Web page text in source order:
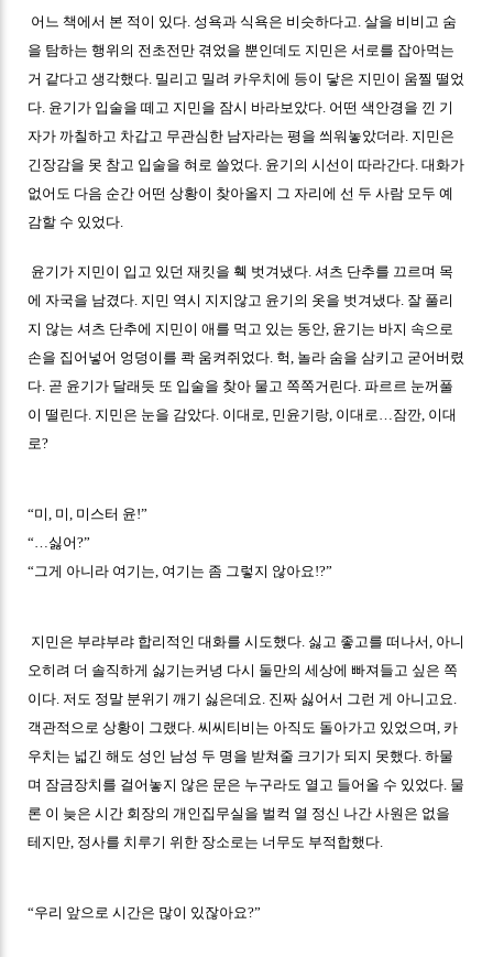
어느 책에서 본 적이 있다. 성욕과 식욕은 비슷하다고. 살을 비비고 숨
을 탐하는 행위의 전초전만 겪었을 뿐인데도 지민은 서로를 잡아먹는
거 같다고 생각했다. 밀리고 밀려 카우치에 등이 닿은 지민이 움찔 떨었
다. 윤기가 입술을 떼고 지민을 잠시 바라보았다. 어떤 색안경을 낀 기
자가 까칠하고 차갑고 무관심한 남자라는 평을 씌워놓았더라. 지민은
긴장감을 못 참고 입술을 혀로 쓸었다. 윤기의 시선이 따라간다. 대화가
없어도 다음 순간 어떤 상황이 찾아올지 그 자리에 선 두 사람 모두 예
감할 수 있었다.
윤기가 지민이 입고 있던 재킷을 훽 벗겨냈다. 셔츠 단추를 끄르며 목
에 자국을 남겼다. 지민 역시 지지않고 윤기의 옷을 벗겨냈다. 잘 풀리
지 않는 셔츠 단추에 지민이 애를 먹고 있는 동안, 윤기는 바지 속으로
손을 집어넣어 엉덩이를 콱 움켜쥐었다. 헉, 놀라 숨을 삼키고 굳어버렸
다. 곧 윤기가 달래듯 또 입술을 찾아 물고 쪽쪽거린다. 파르르 눈꺼풀
이 떨린다. 지민은 눈을 감았다. 이대로, 민윤기랑, 이대로…잠깐, 이대
로?
“미, 미, 미스터 윤!”
“…싫어?”
“그게 아니라 여기는, 여기는 좀 그렇지 않아요!?”
지민은 부랴부랴 합리적인 대화를 시도했다. 싫고 좋고를 떠나서, 아니
오히려 더 솔직하게 싫기는커녕 다시 둘만의 세상에 빠져들고 싶은 쪽
이다. 저도 정말 분위기 깨기 싫은데요. 진짜 싫어서 그런 게 아니고요.
객관적으로 상황이 그랬다. 씨씨티비는 아직도 돌아가고 있었으며, 카
우치는 넓긴 해도 성인 남성 두 명을 받쳐줄 크기가 되지 못했다. 하물
며 잠금장치를 걸어놓지 않은 문은 누구라도 열고 들어올 수 있었다. 물
론 이 늦은 시간 회장의 개인집무실을 벌컥 열 정신 나간 사원은 없을
테지만, 정사를 치루기 위한 장소로는 너무도 부적합했다.
“우리 앞으로 시간은 많이 있잖아요?”